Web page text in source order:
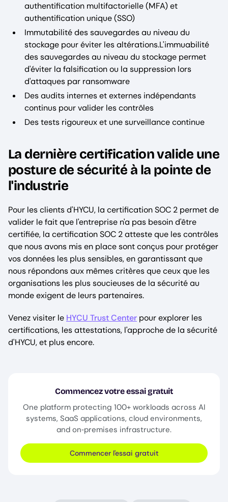
authentification multifactorielle (MFA) et
authentification unique (SSO)
Immutabilité des sauvegardes au niveau du
stockage pour éviter les altérations.L'immuabilité
des sauvegardes au niveau du stockage permet
d'éviter la falsification ou la suppression lors
d'attaques par ransomware
Des audits internes et externes indépendants
continus pour valider les contrôles
Des tests rigoureux et une surveillance continue
La dernière certification valide une
posture de sécurité à la pointe de
l'industrie
Pour les clients d'HYCU, la certification SOC 2 permet de
valider le fait que l'entreprise n'a pas besoin d'être
certifiée, la certification SOC 2 atteste que les contrôles
que nous avons mis en place sont conçus pour protéger
vos données les plus sensibles, en garantissant que
nous répondons aux mêmes critères que ceux que les
organisations les plus soucieuses de la sécurité au
monde exigent de leurs partenaires.
Venez visiter le HYCU Trust Center pour explorer les
certifications, les attestations, l'approche de la sécurité
d'HYCU, et plus encore.
Commencez votre essai gratuit
One platform protecting 100+ workloads across AI
systems, SaaS applications, cloud environments,
and on‑premises infrastructure.
Commencer l'essai gratuit